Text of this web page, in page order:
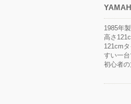
1985年
高さ
121cm
すい一台
初心者の